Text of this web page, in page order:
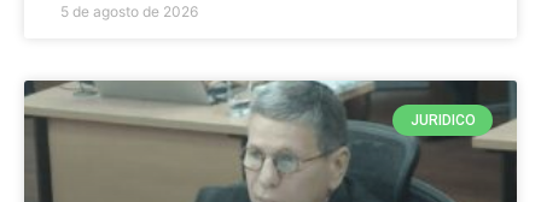
5 de agosto de 2026
JURIDICO